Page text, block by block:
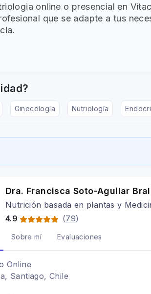
online o presencial en
que se adapte a tus
Ginecología Nutriología
Dra. Francisca Soto-Aguilar
Nutrición basada en plantas y
4.9
(79)
Sobre mí Evaluaciones
Online
Santiago, Chile